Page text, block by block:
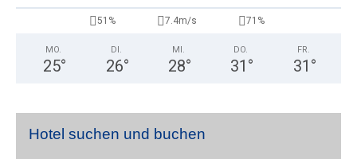
51% 7.4m/s 71%
MO.
25°
DI.
26°
MI.
28°
DO.
31 °
FR.
31 °
Hotel suchen und buchen